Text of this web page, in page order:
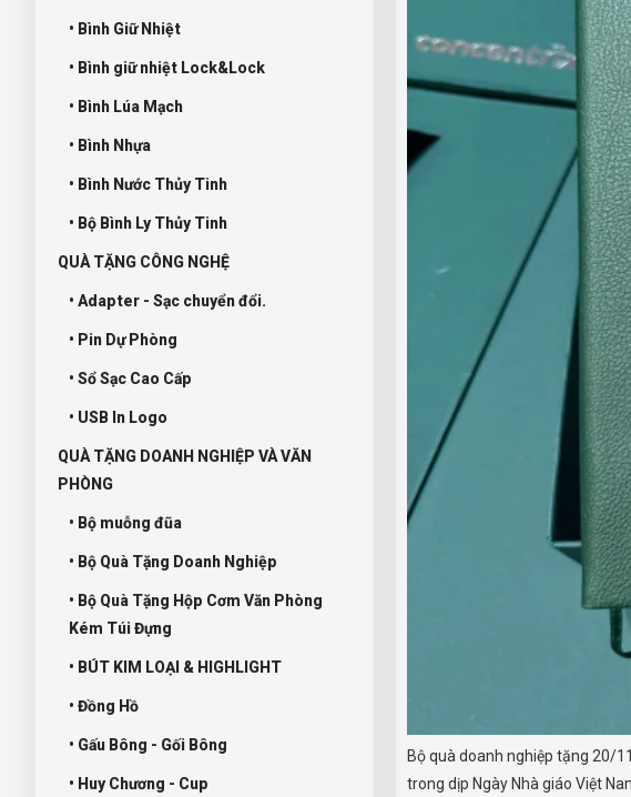
• Bình Giữ Nhiệt
• Bình giữ nhiệt Lock&Lock
• Bình Lúa Mạch
• Bình Nhựa
• Bình Nước Thủy Tinh
• Bộ Bình Ly Thủy Tinh
QUÀ TẶNG CÔNG NGHỆ
• Adapter - Sạc chuyển đổi.
• Pin Dự Phòng
• Sổ Sạc Cao Cấp
• USB In Logo
QUÀ TẶNG DOANH NGHIỆP VÀ VĂN
PHÒNG
• Bộ muỗng đũa
• Bộ Quà Tặng Doanh Nghiệp
• Bộ Quà Tặng Hộp Cơm Văn Phòng
Kém Túi Đựng
• BÚT KIM LOẠI & HIGHLIGHT
• Đồng Hồ
• Gấu Bông - Gối Bông
• Huy Chương - Cup
Bộ quà doanh nghiệp tặng 20/
trong dịp Ngày Nhà giáo Việt